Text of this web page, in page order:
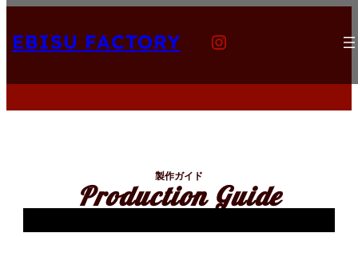
容
ス
EBISU FACTORY Instagram
製作ガイド
Production Guide